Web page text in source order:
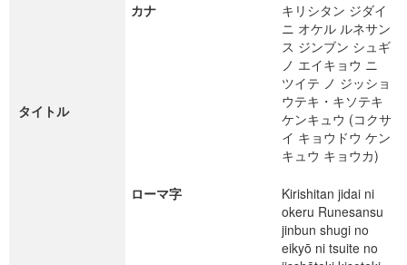
タイトル
カナ
キリシタン ジダイ
ニ オケル ルネサン
ス ジンブン シュギ
ノ エイキョウ ニ
ツイテ ノ ジッショ
ウテキ・キソテキ
ケンキュウ (コクサ
イ キョウドウ ケン
キュウ キョウカ)
ローマ字
Kirishitan jidai ni
okeru Runesansu
jinbun shugi no
eikyō ni tsuite no